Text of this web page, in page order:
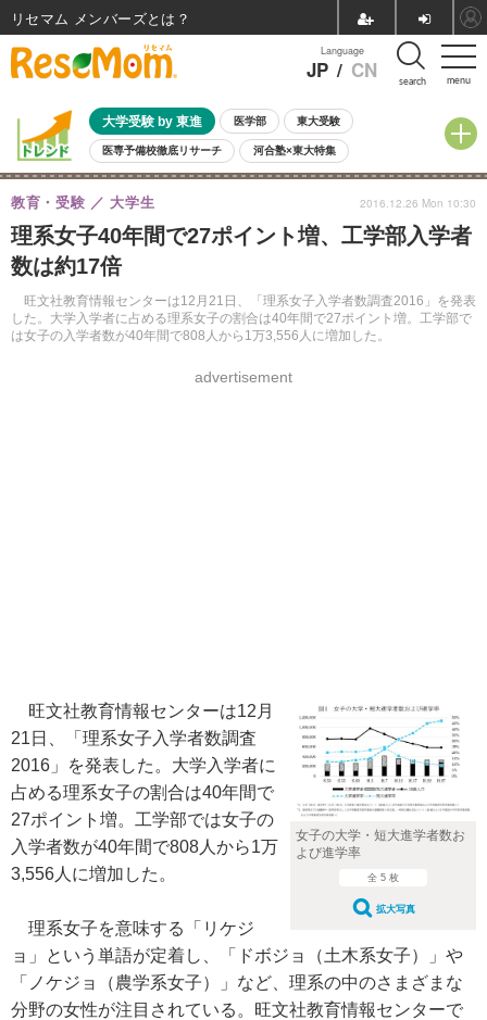
menu
Language
JP / CN search
大学受験 by 東進 医学部 東大受験
医専予備校徹底リサーチ 河合塾×東大特集
親子で考える大学選び 高校受験 中学受験 小学校受験
共通テスト 夏休み
8月開催イベント・WS 全国公立高校 過去問 人気記事
自由研究教材（小学生向け）
理系女子40年間で27ポイント増、工学部入学者
数は約17倍
旺文社教育情報センターは12月21日、「理系女子入学者数調査2016」を発表
した。大学入学者に占める理系女子の割合は40年間で27ポイント増。工学部で
は女子の入学者数が40年間で808人から1万3,556人に増加した。
教育・受験 大学生
advertisement
2016.12.26 Mon 10:30
女子の大学・短大進学者数お
よび進学率
全 5 枚
拡大写真
旺文社教育情報センターは12月
21日、「理系女子入学者数調査
2016」を発表した。大学入学者に
占める理系女子の割合は40年間で
27ポイント増。工学部では女子の
入学者数が40年間で808人から1万
3,556人に増加した。
理系女子を意味する「リケジ
ョ」という単語が定着し、「ドボジョ（土木系女子）」や
「ノケジョ（農学系女子）」など、理系の中のさまざまな
分野の女性が注目されている。旺文社教育情報センターで
リセマム メンバーズ